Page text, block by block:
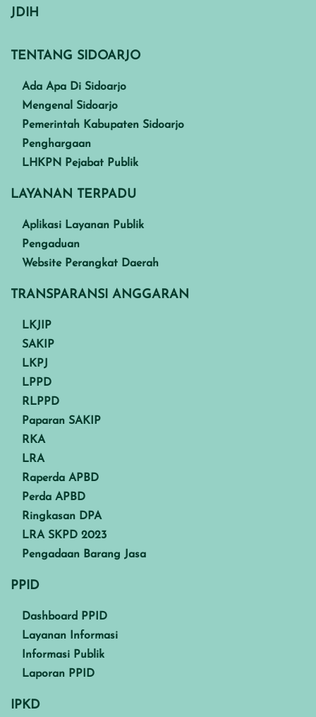
JDIH
TENTANG SIDOARJO
Ada Apa Di Sidoarjo
Mengenal Sidoarjo
Pemerintah Kabupaten Sidoarjo
Penghargaan
LHKPN Pejabat Publik
LAYANAN TERPADU
Aplikasi Layanan Publik
Pengaduan
Website Perangkat Daerah
TRANSPARANSI ANGGARAN
LKJIP
SAKIP
LKPJ
LPPD
RLPPD
Paparan SAKIP
RKA
LRA
Raperda APBD
Perda APBD
Ringkasan DPA
LRA SKPD 2023
Pengadaan Barang Jasa
PPID
Dashboard PPID
Layanan Informasi
Informasi Publik
Laporan PPID
IPKD